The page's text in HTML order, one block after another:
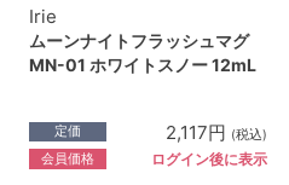
Irie
ムーンナイトフラッシュマグ
MN-01 ホワイトスノー 12mL
定価 2,117円 (税込)
会員価格 ログイン後に表示